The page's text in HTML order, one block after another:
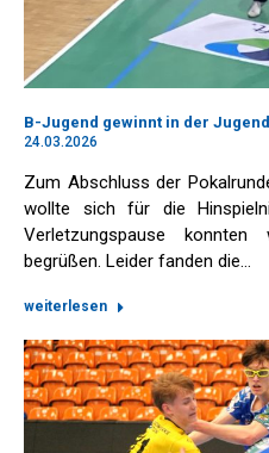
B-Jugend gewinnt in der
24.03.2026
Zum Abschluss der
wollte sich für die
Verletzungspause
begrüßen. Leider fanden die…
weiterlesen